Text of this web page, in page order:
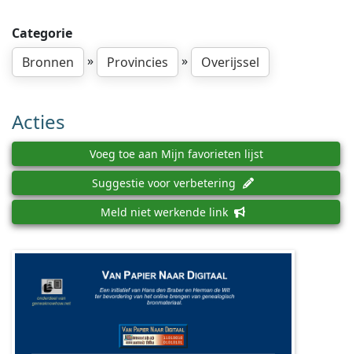
Categorie
Bronnen
» Provincies » Overijssel
Acties
Voeg toe aan Mijn favorieten lijst
Suggestie voor verbetering
Meld niet werkende link